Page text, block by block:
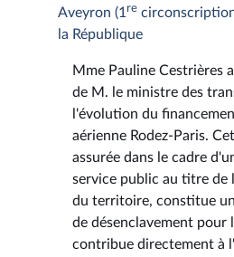
Aveyron (1 re
la République
Mme Pauline Cestrières
de M. le ministre des
l'évolution du
aérienne Rodez-Paris.
assurée dans le cadre
service public au titre de
du territoire, constitue
de désenclavement pour
contribue directement à